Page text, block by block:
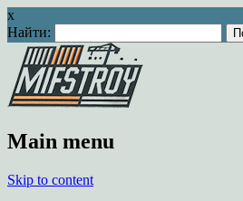
x
Найти:
Main menu
Skip to content